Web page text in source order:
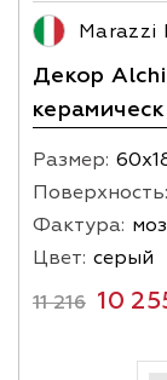
Marazzi
Декор
Размер:
Поверхность:
Фактура:
Цвет: серый
11 216 10